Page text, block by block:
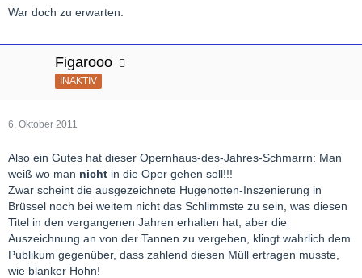
War doch zu erwarten.
Figarooo
INAKTIV
6. Oktober 2011
Also ein Gutes hat dieser Opernhaus-des-Jahres-Schmarrn: Man
weiß wo man nicht in die Oper gehen soll!!!
Zwar scheint die ausgezeichnete Hugenotten-Inszenierung in
Brüssel noch bei weitem nicht das Schlimmste zu sein, was diesen
Titel in den vergangenen Jahren erhalten hat, aber die
Auszeichnung an von der Tannen zu vergeben, klingt wahrlich dem
Publikum gegenüber, dass zahlend diesen Müll ertragen musste,
wie blanker Hohn!